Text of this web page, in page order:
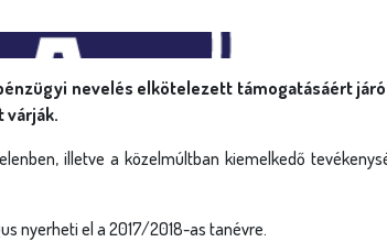
nevelés elkötelezett támogatásáért
várják.
illetve a közelmúltban kiemelkedő
nyerheti el a 2017/2018-as tanévre.